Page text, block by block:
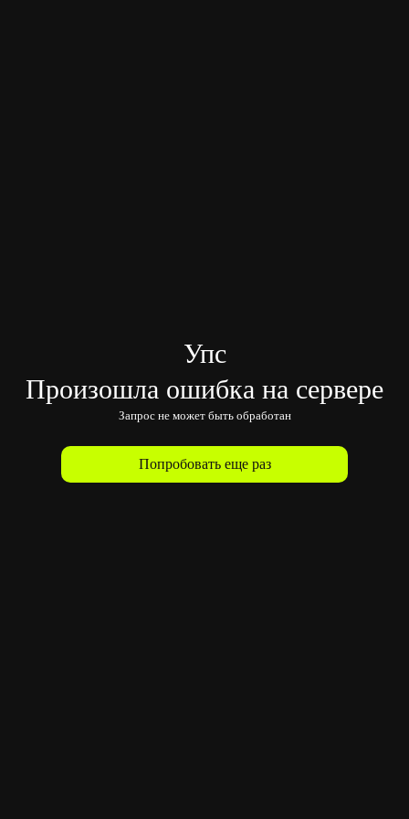
Упс
Произошла ошибка на сервере
Запрос не может быть обработан
Попробовать еще раз